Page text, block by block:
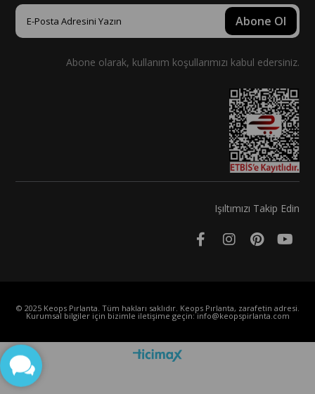
Abone Ol
Abone olarak, kullanım koşullarımızı kabul edersiniz.
Işıltımızı Takip Edin
© 2025 Keops Pırlanta. Tüm hakları saklıdır. Keops Pırlanta, zarafetin adresi.
Kurumsal bilgiler için bizimle iletişime geçin:info@keopspirlanta.com